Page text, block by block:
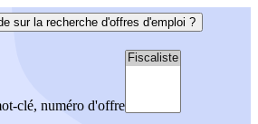
sur la recherche d'offres d'emploi ?
clé, numéro d'offre